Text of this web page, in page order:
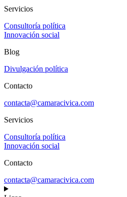
Servicios
Consultoría política
Innovación social
Blog
Divulgación política
Contacto
contacta@camaracivica.com
Servicios
Consultoría política
Innovación social
Contacto
contacta@camaracivica.com